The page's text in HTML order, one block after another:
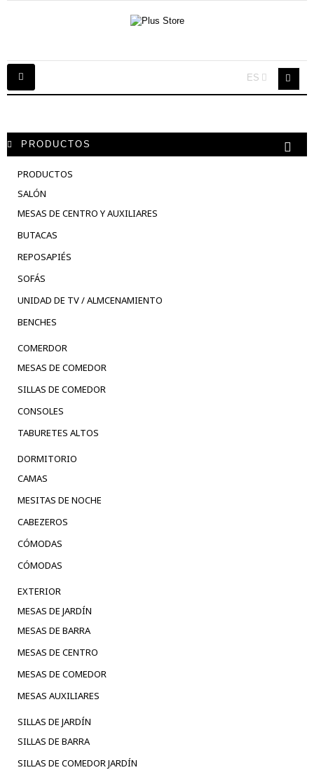
Navegación
Toggle
ES
PRODUCTOS
PRODUCTOS
SALÓN
MESAS DE CENTRO Y AUXILIARES
BUTACAS
REPOSAPIÉS
SOFÁS
UNIDAD DE TV / ALMCENAMIENTO
BENCHES
COMERDOR
MESAS DE COMEDOR
SILLAS DE COMEDOR
CONSOLES
TABURETES ALTOS
DORMITORIO
CAMAS
MESITAS DE NOCHE
CABEZEROS
CÓMODAS
CÓMODAS
EXTERIOR
MESAS DE JARDÍN
MESAS DE BARRA
MESAS DE CENTRO
MESAS DE COMEDOR
MESAS AUXILIARES
SILLAS DE JARDÍN
SILLAS DE BARRA
SILLAS DE COMEDOR JARDÍN